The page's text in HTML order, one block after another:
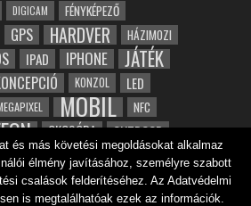
DIGICAM FÉNYKÉPEZŐ
GPS HARDVER HÁZIMOZI
IPAD IPHONE JÁTÉK
KONZOL LED
MOBIL NFC
OKOSÓRA OUTDOOR
SPORT TABLET
VÍZÁLLÓ WIFI ZENE ZÖLD
és más követési megoldásokat alkalmaz
élmény javításához, személyre szabott
csalások felderítéséhez. Az Adatvédelmi
is megtalálhatóak ezek az információk.